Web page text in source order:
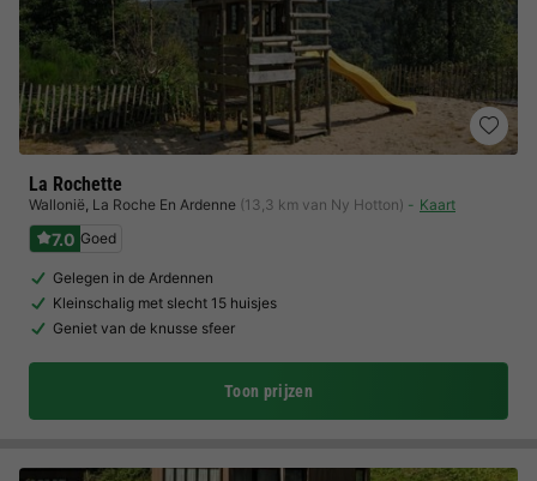
La Rochette
Wallonië, La Roche En Ardenne (13,3 km van Ny Hotton) Kaart
7.0 Goed
Gelegen in de Ardennen
Kleinschalig met slecht 15 huisjes
Geniet van de knusse sfeer
Toon prijzen